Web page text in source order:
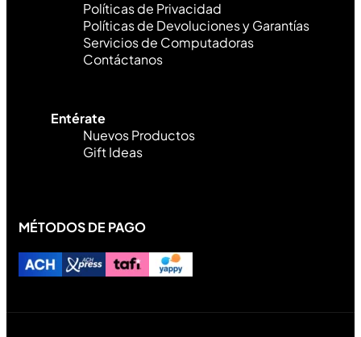
Políticas de Privacidad
Políticas de Devoluciones y Garantías
Servicios de Computadoras
Contáctanos
Entérate
Nuevos Productos
Gift Ideas
MÉTODOS DE PAGO